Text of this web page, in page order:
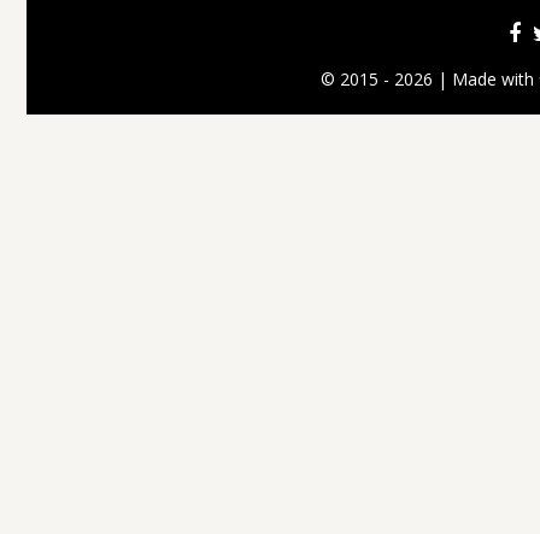
© 2015 - 2026 | Made